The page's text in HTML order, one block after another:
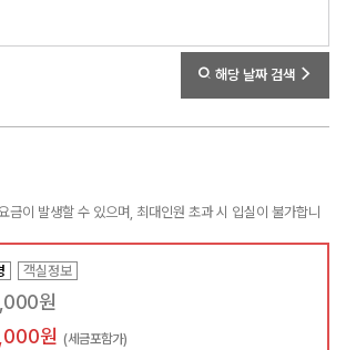
해당 날짜 검색
금이 발생할 수 있으며, 최대인원 초과 시 입실이 불가합니
객실정보
원
원 (세금포함가)